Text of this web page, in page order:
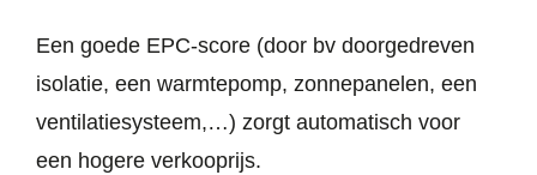
Een goede EPC-score (door bv doorgedreven
isolatie, een warmtepomp, zonnepanelen, een
ventilatiesysteem,…) zorgt automatisch voor
een hogere verkooprijs.